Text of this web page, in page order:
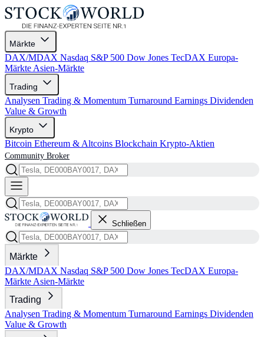
Märkte
DAX/MDAX Nasdaq S&P 500 Dow Jones TecDAX Europa-
Märkte Asien-Märkte
Trading
Analysen Trading & Momentum Turnaround Earnings Dividenden
Value & Growth
Krypto
Bitcoin Ethereum & Altcoins Blockchain Krypto-Aktien
Community Broker
Schließen
Märkte
DAX/MDAX Nasdaq S&P 500 Dow Jones TecDAX Europa-
Märkte Asien-Märkte
Trading
Analysen Trading & Momentum Turnaround Earnings Dividenden
Value & Growth